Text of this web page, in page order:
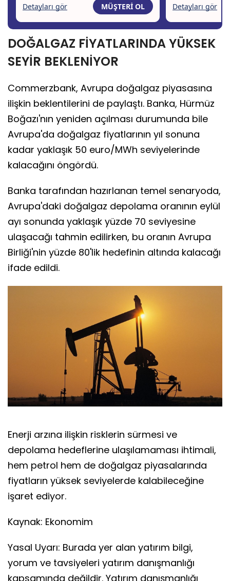
DOĞALGAZ FİYATLARINDA YÜKSEK
SEYİR BEKLENİYOR
Commerzbank, Avrupa doğalgaz piyasasına
ilişkin beklentilerini de paylaştı. Banka, Hürmüz
Boğazı'nın yeniden açılması durumunda bile
Avrupa'da doğalgaz fiyatlarının yıl sonuna
kadar yaklaşık 50 euro/MWh seviyelerinde
kalacağını öngördü.
Banka tarafından hazırlanan temel senaryoda,
Avrupa'daki doğalgaz depolama oranının eylül
ayı sonunda yaklaşık yüzde 70 seviyesine
ulaşacağı tahmin edilirken, bu oranın Avrupa
Birliği'nin yüzde 80'lik hedefinin altında kalacağı
ifade edildi.
Enerji arzına ilişkin risklerin sürmesi ve
depolama hedeflerine ulaşılamaması ihtimali,
hem petrol hem de doğalgaz piyasalarında
fiyatların yüksek seviyelerde kalabileceğine
işaret ediyor.
Kaynak: Ekonomim
Yasal Uyarı: Burada yer alan yatırım bilgi,
yorum ve tavsiyeleri yatırım danışmanlığı
kapsamında değildir. Yatırım danışmanlığı